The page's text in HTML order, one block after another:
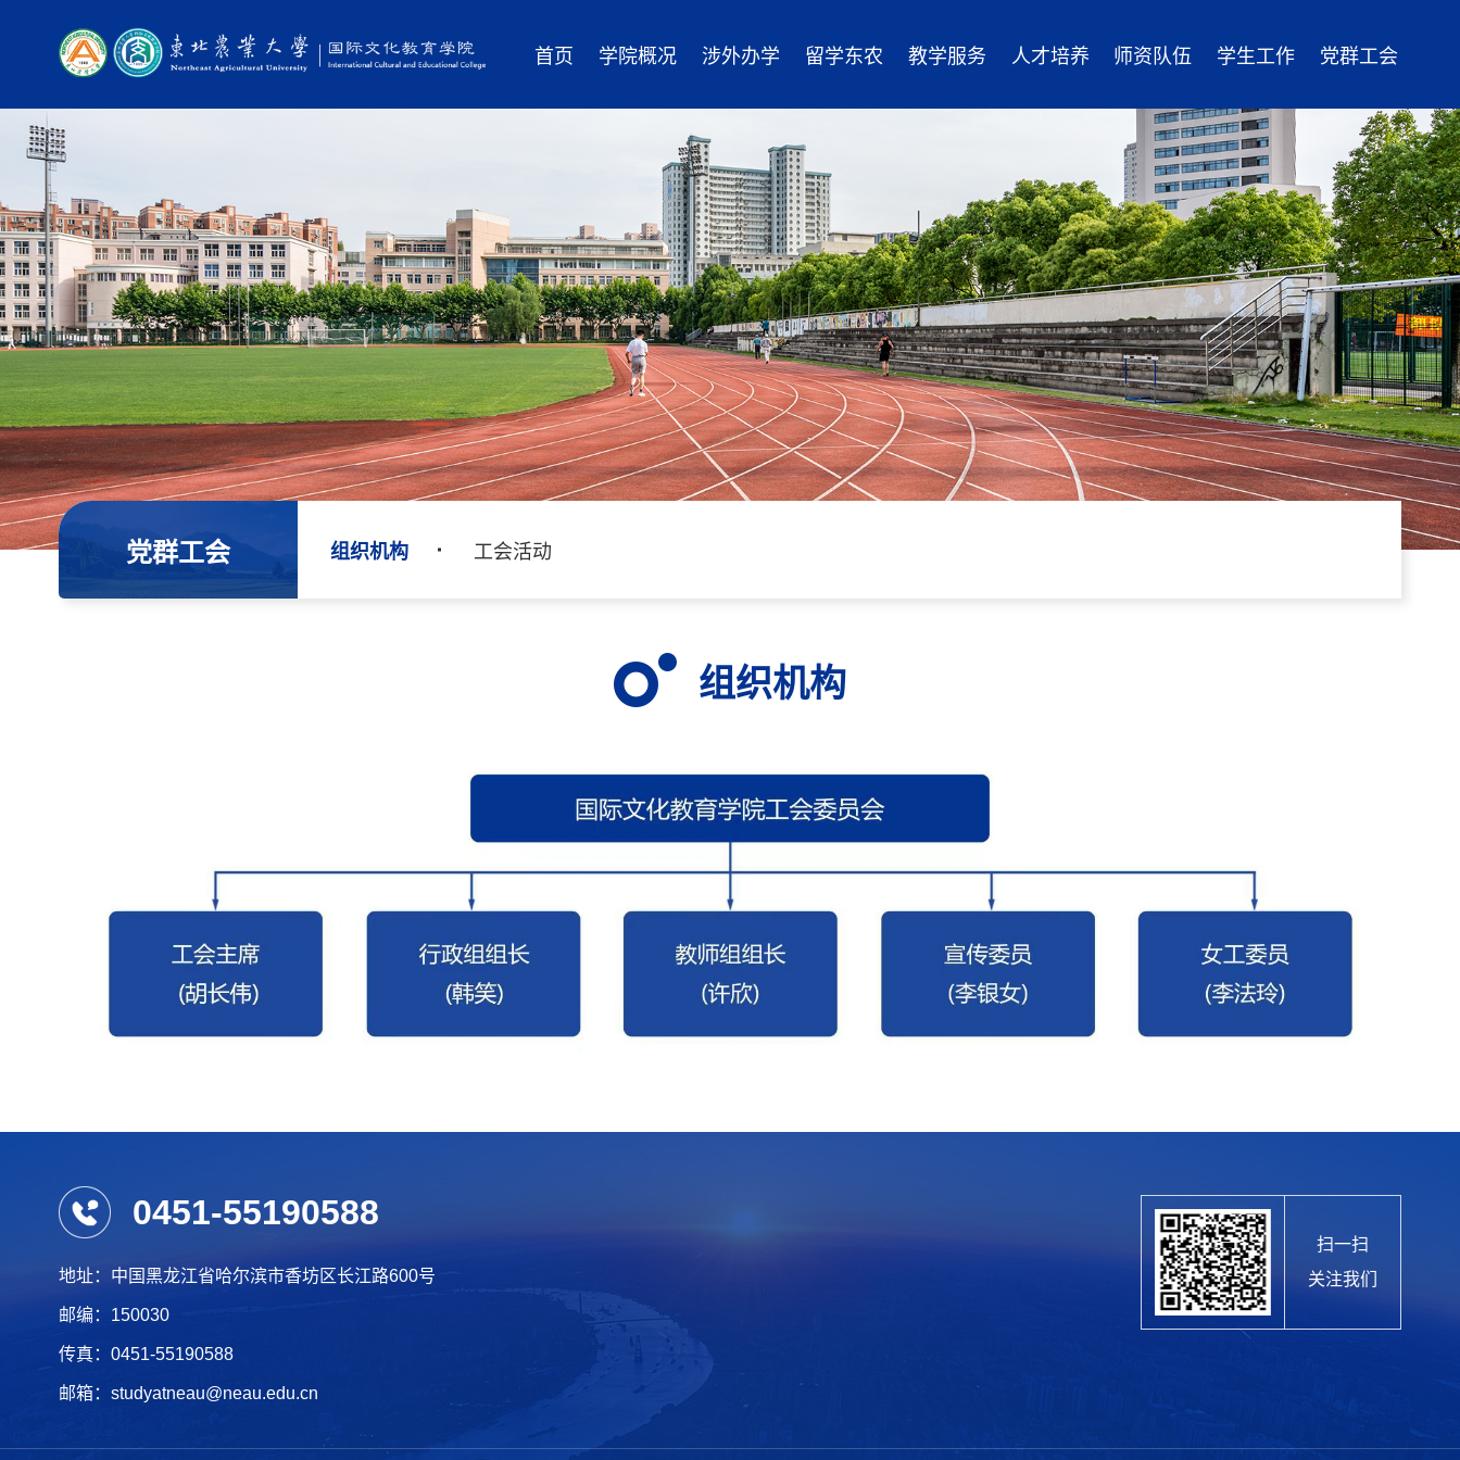
首页 学院概况 涉外办学 留学东农 教学服务 人才培养 师资队伍 学生工作 党群工会
党群工会 组织机构 工会活动
组织机构
0451-55190588
地址：中国黑龙江省哈尔滨市香坊区长江路600号
邮编：150030
传真：0451-55190588
邮箱：studyatneau@neau.edu.cn
扫一扫
关注我们